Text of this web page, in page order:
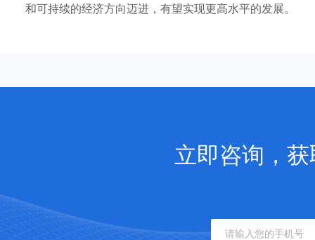
和可持续的经济方向迈进，有望实现更高水平的发展。
立即咨询，